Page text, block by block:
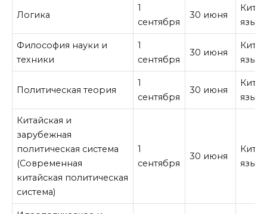
Логика
1
сентября
30 июня
язык
Философия науки и
техники
1
сентября
30 июня
язык
Политическая теория
1
сентября
30 июня
язык
Китайская и
зарубежная
политическая система
(Современная
китайская политическая
система)
1
сентября
30 июня
язык